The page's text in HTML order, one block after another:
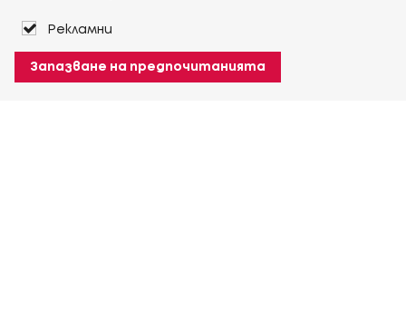
Рекламни
Запазване на предпочитанията